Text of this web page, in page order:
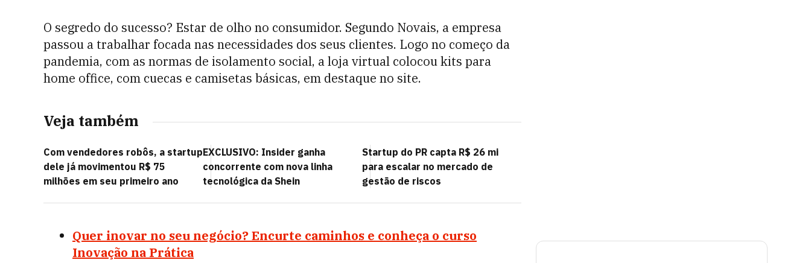
O segredo do sucesso? Estar de olho no consumidor. Segundo Novais, a empresa
passou a trabalhar focada nas necessidades dos seus clientes. Logo no começo da
pandemia, com as normas de isolamento social, a loja virtual colocou kits para
home office, com cuecas e camisetas básicas, em destaque no site.
Veja também
Com vendedores robôs, a startup
dele já movimentou R$ 75
milhões em seu primeiro ano
EXCLUSIVO: Insider ganha
concorrente com nova linha
tecnológica da Shein
Startup do PR capta R$ 26 mi
para escalar no mercado de
gestão de riscos
Quer inovar no seu negócio? Encurte caminhos e conheça o curso
Inovação na Prática